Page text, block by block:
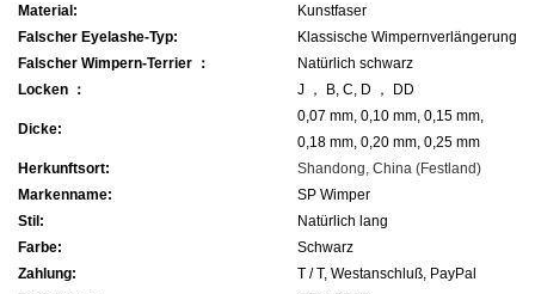
Material:
Kunstfaser
Falscher Eyelashe-Typ:
Klassische Wimpernverlängerung
Falscher Wimpern-Terrier ：
Natürlich schwarz
Locken ：
J ， B, C, D ， DD
Dicke:
0,07 mm, 0,10 mm, 0,15 mm,
0,18 mm, 0,20 mm, 0,25 mm
Herkunftsort:
Shandong, China (Festland)
Markenname:
SP Wimper
Stil:
Natürlich lang
Farbe:
Schwarz
Zahlung:
T / T, Westanschluß, PayPal